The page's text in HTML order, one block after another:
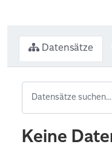
Datensätze
Keine